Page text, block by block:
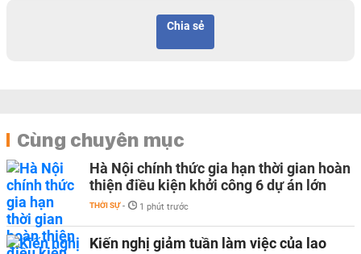
Chia sẻ
Cùng chuyên mục
Hà Nội chính thức gia hạn thời gian hoàn
thiện điều kiện khởi công 6 dự án lớn
THỜI SỰ - 1 phút trước
Kiến nghị giảm tuần làm việc của lao